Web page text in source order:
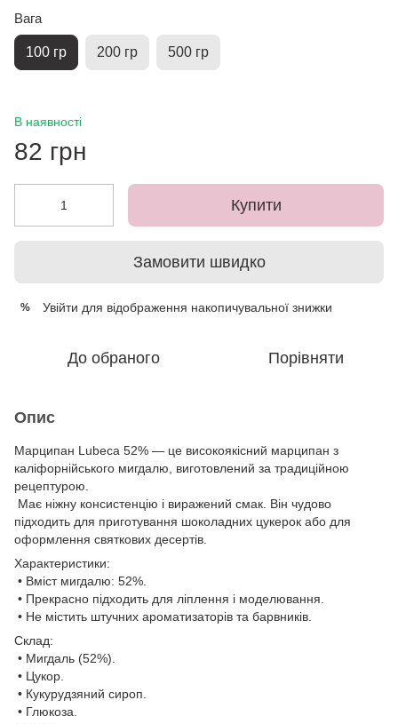
Вага
100 гр 200 гр 500 гр
В наявності
82 грн
Купити
Замовити швидко
% Увійти для відображення накопичувальної знижки
До обраного Порівняти
Опис
Марципан Lubeca 52% — це високоякісний марципан з
каліфорнійського мигдалю, виготовлений за традиційною
рецептурою.
Має ніжну консистенцію і виражений смак. Він чудово
підходить для приготування шоколадних цукерок або для
оформлення святкових десертів.
Характеристики:
• Вміст мигдалю: 52%.
• Прекрасно підходить для ліплення і моделювання.
• Не містить штучних ароматизаторів та барвників.
Склад:
• Мигдаль (52%).
• Цукор.
• Кукурудзяний сироп.
• Глюкоза.